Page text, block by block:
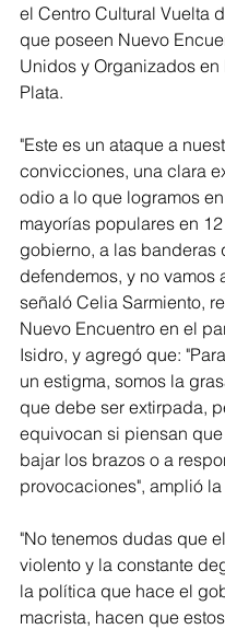
el Centro Cultural Vuelta
que poseen Nuevo
Unidos y Organizados
Plata.
"Este es un ataque a
convicciones, una clara
odio a lo que logramos
mayorías populares en
gobierno, a las banderas
defendemos, y no vamos
señaló Celia Sarmiento,
Nuevo Encuentro en el
Isidro, y agregó que:
un estigma, somos la
que debe ser extirpada,
equivocan si piensan que
bajar los brazos o a
provocaciones", amplió
"No tenemos dudas que
violento y la constante
la política que hace el
macrista, hacen que